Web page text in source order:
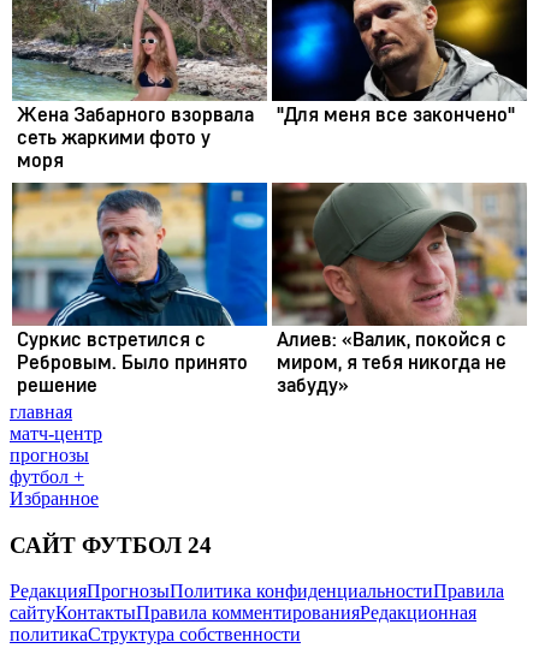
главная
матч-центр
прогнозы
футбол +
Избранное
САЙТ ФУТБОЛ 24
РедакцияПрогнозыПолитика конфиденциальностиПравила
сайтуКонтактыПравила комментированияРедакционная
политикаСтруктура собственности